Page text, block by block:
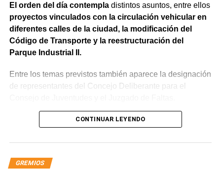
El orden del día contempladistintos asuntos, entre ellos
proyectos vinculados con la circulación vehicular en
diferentes calles de la ciudad, la modificación del
Código de Transporte y la reestructuración del
Parque Industrial II.
Entre los temas previstos también aparece la designación
de representantes del Concejo Deliberante para el
En el apartado de peticiones y asuntos ingresados
Equipos de Salud, la Cooperativa de Trabajo Oliverio
adjudicación de parcelas, autorización de escritura y
CONTINUAR LEYENDO
GREMIOS